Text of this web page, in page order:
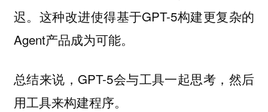
迟。这种改进使得基于GPT-5构建更复杂的
Agent产品成为可能。
总结来说，GPT-5会与工具一起思考，然后
用工具来构建程序。